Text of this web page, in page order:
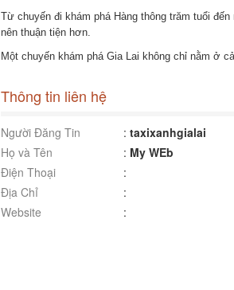
Từ chuyến đi khám phá Hàng thông trăm tuổi
nên thuận tiện hơn.
Một chuyến khám phá Gia Lai không chỉ nằm ở
Thông tin liên hệ
Người Đăng Tin : taxixanhgialai
Họ và Tên
: My WEb
Điện Thoại
:
Địa Chỉ
:
Website
: